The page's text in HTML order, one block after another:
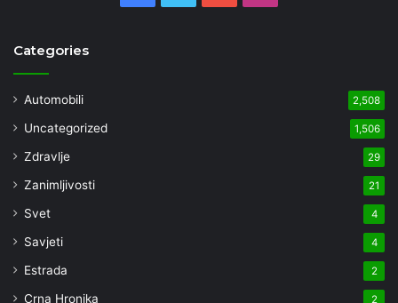
Categories
Automobili 2,508
Uncategorized 1,506
Zdravlje 29
Zanimljivosti 21
Svet 4
Savjeti 4
Estrada 2
Crna Hronika 2